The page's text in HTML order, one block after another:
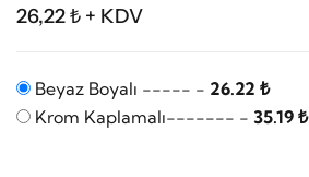
26,22 ₺ + KDV
Beyaz Boyalı ----- - 26.22 ₺
Krom Kaplamalı------- - 35.19 ₺